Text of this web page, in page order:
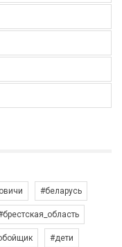
#беларусь
#дети